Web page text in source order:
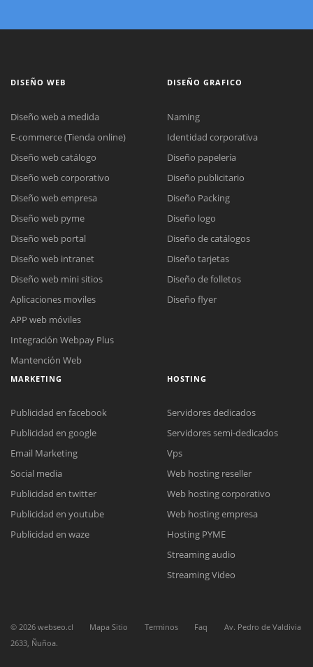
Reunión online
Nuestros ejecutivos le enviarán un correo electrónico con el enlace a
Meet para la reunión online.
Cotización
Todos nuestros ejecutivos están fuera de línea. Complete el formulario
DISEÑO WEB
Diseño web a medida
E-commerce (Tienda online)
Diseño web catálogo
Diseño web corporativo
Diseño web empresa
Diseño web pyme
Diseño web portal
Diseño web intranet
Diseño web mini sitios
Aplicaciones moviles
APP web móviles
Integración Webpay Plus
Mantención Web
DISEÑO GRAFICO
Naming
Identidad corporativa
Diseño papelería
Diseño publicitario
Diseño Packing
Diseño logo
Diseño de catálogos
Diseño tarjetas
Diseño de folletos
Diseño flyer
MARKETING
Publicidad en facebook
Publicidad en google
Email Marketing
Social media
Publicidad en twitter
Publicidad en youtube
Publicidad en waze
HOSTING
Servidores dedicados
Servidores semi-dedicados
Vps
Web hosting reseller
Web hosting corporativo
Web hosting empresa
Hosting PYME
Streaming audio
Streaming Video
© 2026 webseo.cl Mapa Sitio Terminos Faq
Av. Pedro de Valdivia
2633, Ñuñoa.